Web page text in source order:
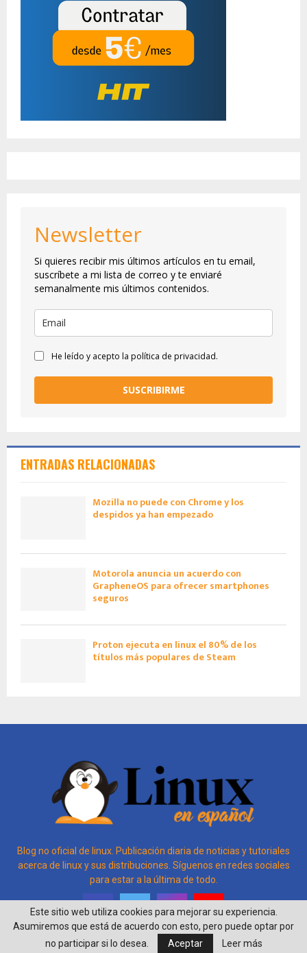
Newsletter
Si quieres recibir mis últimos artículos en tu email,
suscríbete a mi lista de correo y te enviaré
semanalmente mis últimos contenidos.
He leído y acepto la política de privacidad.
SUSCRIBIRME
ENTRADAS RELACIONADAS
Mozilla no puede con Chrome y los
despidos ya han empezado
Motorola anuncia un acuerdo con
GrapheneOS para ofrecer smartphones
seguros
Proton ejecuta en linux el 80% de los
títulos más populares de Steam
Blog no oficial de linux. Publicación diaria de noticias y tutoriales
acerca de linux y sus distribuciones. Síguenos en redes sociales
para estar a la última de todo.
Este sitio web utiliza cookies para mejorar su experiencia.
Asumiremos que está de acuerdo con esto, pero puede optar por
no participar si lo desea.
Aceptar Leer más